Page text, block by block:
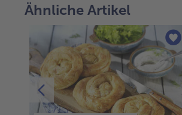
Ähnliche Artikel